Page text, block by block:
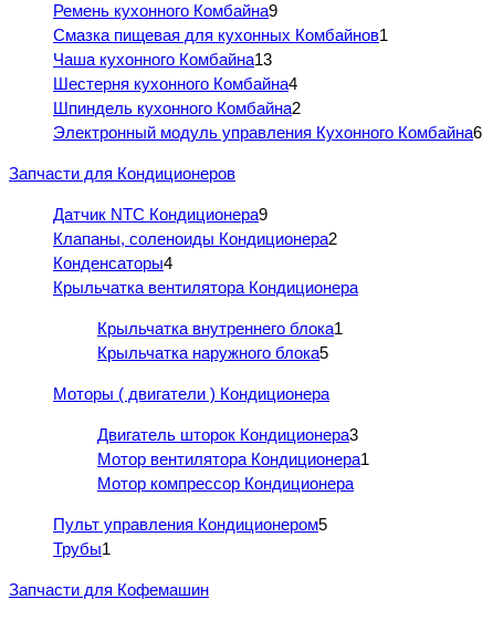
Ремень кухонного Комбайна9
Смазка пищевая для кухонных Комбайнов1
Чаша кухонного Комбайна13
Шестерня кухонного Комбайна4
Шпиндель кухонного Комбайна2
Электронный модуль управления Кухонного Комбайна6
Запчасти для Кондиционеров
Датчик NTC Кондиционера9
Клапаны, соленоиды Кондиционера2
Конденсаторы4
Крыльчатка вентилятора Кондиционера
Крыльчатка внутреннего блока1
Крыльчатка наружного блока5
Моторы ( двигатели ) Кондиционера
Двигатель шторок Кондиционера3
Мотор вентилятора Кондиционера1
Мотор компрессор Кондиционера
Пульт управления Кондиционером5
Трубы1
Запчасти для Кофемашин